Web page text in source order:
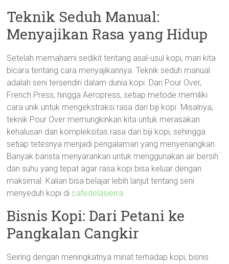
Teknik Seduh Manual:
Menyajikan Rasa yang Hidup
Setelah memahami sedikit tentang asal-usul kopi, mari kita
bicara tentang cara menyajikannya. Teknik seduh manual
adalah seni tersendiri dalam dunia kopi. Dari Pour Over,
French Press, hingga Aeropress, setiap metode memiliki
cara unik untuk mengekstraksi rasa dari biji kopi. Misalnya,
teknik Pour Over memungkinkan kita untuk merasakan
kehalusan dan kompleksitas rasa dari biji kopi, sehingga
setiap tetesnya menjadi pengalaman yang menyenangkan.
Banyak barista menyarankan untuk menggunakan air bersih
dan suhu yang tepat agar rasa kopi bisa keluar dengan
maksimal. Kalian bisa belajar lebih lanjut tentang seni
menyeduh kopi di cafedelasierra.
Bisnis Kopi: Dari Petani ke
Pangkalan Cangkir
Seiring dengan meningkatnya minat terhadap kopi, bisnis